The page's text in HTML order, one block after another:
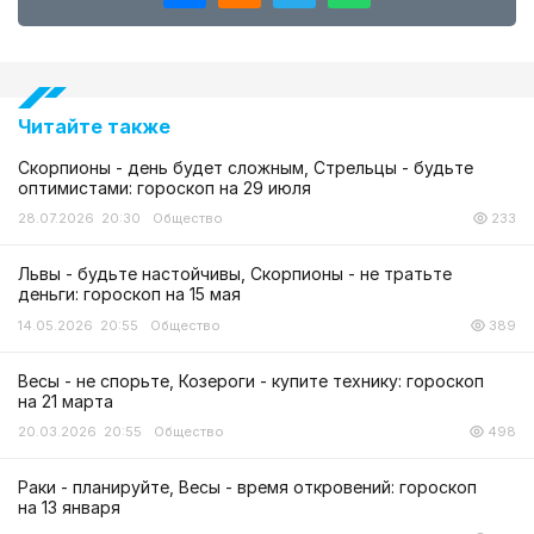
Читайте также
Скорпионы - день будет сложным, Стрельцы - будьте
оптимистами: гороскоп на 29 июля
28.07.2026 20:30 Общество 233
Львы - будьте настойчивы, Скорпионы - не тратьте
деньги: гороскоп на 15 мая
14.05.2026 20:55 Общество 389
Весы - не спорьте, Козероги - купите технику: гороскоп
на 21 марта
20.03.2026 20:55 Общество 498
Раки - планируйте, Весы - время откровений: гороскоп
на 13 января